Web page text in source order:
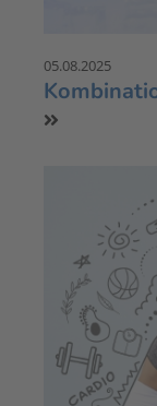
05.08.2025